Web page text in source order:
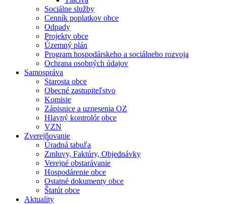
Sociálne služby
Cenník poplatkov obce
Odpady
Projekty obce
Územný plán
Program hospodárskeho a sociálneho rozvoja
Ochrana osobných údajov
Samospráva
Starosta obce
Obecné zastupiteľstvo
Komisie
Zápisnice a uznesenia OZ
Hlavný kontrolór obce
VZN
Zverejňovanie
Úradná tabuľa
Zmluvy, Faktúry, Objednávky
Verejné obstarávanie
Hospodárenie obce
Ostatné dokumenty obce
Štatút obce
Aktuality